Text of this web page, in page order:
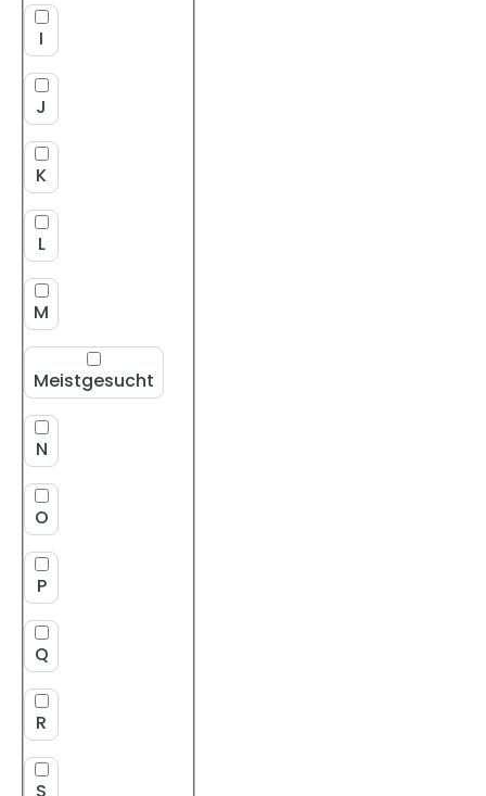
I
J
K
L
M
Meistgesucht
N
O
P
Q
R
S